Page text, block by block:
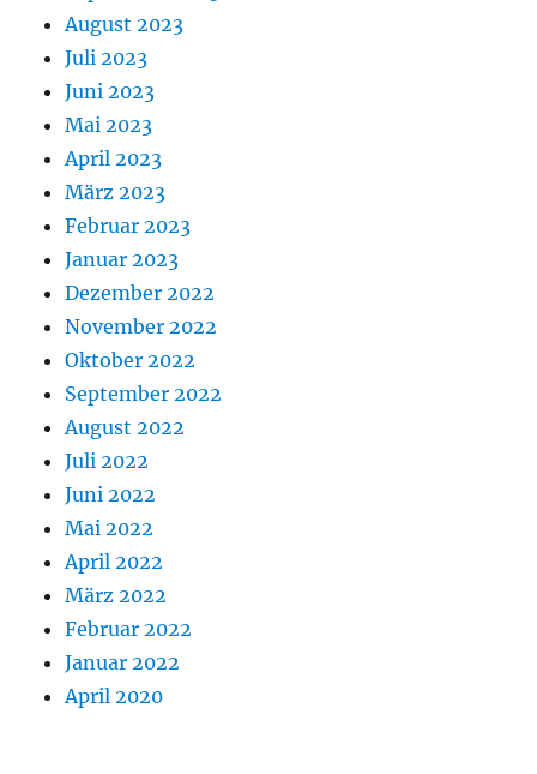
August 2023
Juli 2023
Juni 2023
Mai 2023
April 2023
März 2023
Februar 2023
Januar 2023
Dezember 2022
November 2022
Oktober 2022
September 2022
August 2022
Juli 2022
Juni 2022
Mai 2022
April 2022
März 2022
Februar 2022
Januar 2022
April 2020